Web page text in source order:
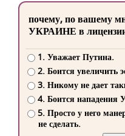
почему, по вашему
УКРАИНЕ в лицензии
1. Уважает Путина.
2. Боится увеличить
3. Никому не дает
4. Боится
5. Просто у него
не сделать.